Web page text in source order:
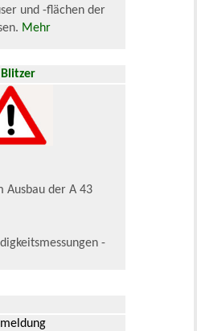
und -flächen der
Mehr
Ausbau der A 43
-